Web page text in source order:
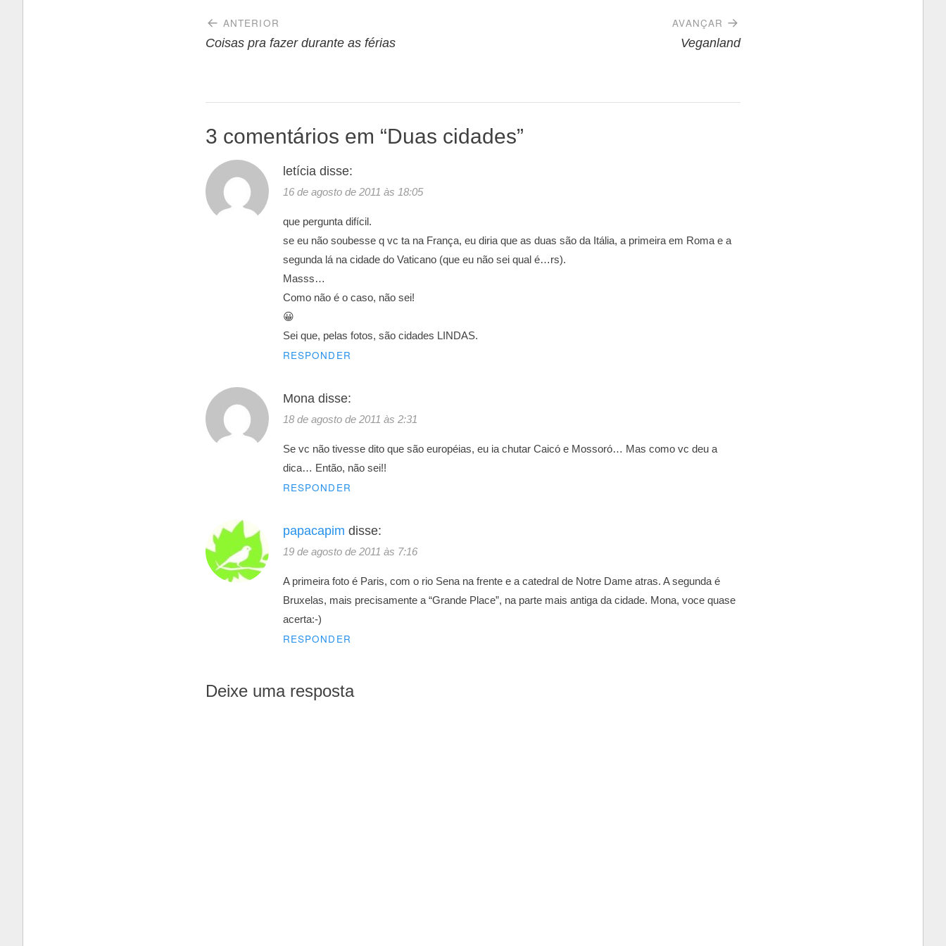
Navegação
de
ANTERIOR
Coisas pra fazer durante as férias
AVANÇAR
Veganland
3 comentários em “Duas cidades”
letícia disse:
16 de agosto de 2011 às 18:05
que pergunta difícil.
se eu não soubesse q vc ta na França, eu diria que as duas são da Itália, a primeira em Roma e a
segunda lá na cidade do Vaticano (que eu não sei qual é…rs).
Masss…
Como não é o caso, não sei!
😀
Sei que, pelas fotos, são cidades LINDAS.
RESPONDER
Mona disse:
18 de agosto de 2011 às 2:31
Se vc não tivesse dito que são européias, eu ia chutar Caicó e Mossoró… Mas como vc deu a
dica… Então, não sei!!
RESPONDER
papacapim disse:
19 de agosto de 2011 às 7:16
A primeira foto é Paris, com o rio Sena na frente e a catedral de Notre Dame atras. A segunda é
Bruxelas, mais precisamente a “Grande Place”, na parte mais antiga da cidade. Mona, voce quase
acerta:-)
RESPONDER
Deixe uma resposta